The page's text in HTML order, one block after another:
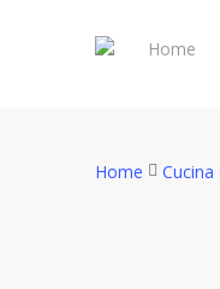
Home
Home Cucina